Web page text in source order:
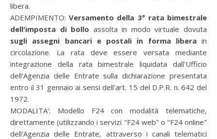
libera.
ADEMPIMENTO:Versamento della 3° rata bimestrale
dell'imposta di bollo assolta in modo virtuale dovuta
sugli assegni bancari e postali in forma liberain
circolazione. La rata deve essere versata mediante
integrazione della rata bimestrale liquidata dall'Ufficio
dell'Agenzia delle Entrate sulla dichiarazione presentata
entro il 31 gennaio ai sensi dell'art. 15 del D.P.R. n. 642 del
1972.
MODALITA': Modello F24 con modalità telematiche,
direttamente (utilizzando i servizi "F24 web" o "F24 online"
dell'Agenzia delle Entrate, attraverso i canali telematici